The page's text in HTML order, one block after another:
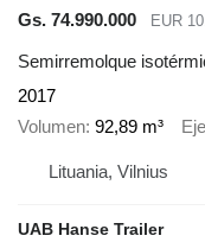
Gs. 74.990.000
EUR
Semirremolque
2017
Volumen 92,89 m³
Lituania, Vilnius
UAB Hanse Trailer